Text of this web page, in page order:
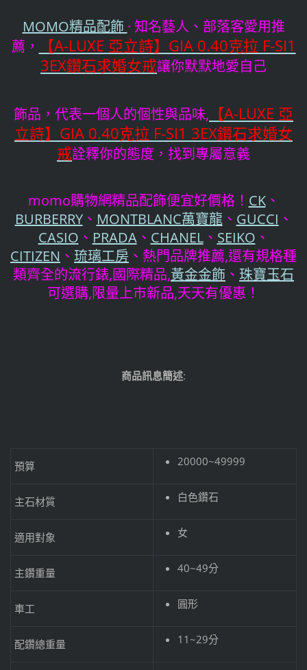
MOMO精品配飾 · 知名藝人、部落客愛用推
薦，
【A-LUXE 亞立詩】GIA 0.40克拉 F-SI1
3EX鑽石求婚女戒讓你默默地愛自己
飾品，代表一個人的個性與品味, 【A-LUXE 亞
立詩】GIA 0.40克拉 F-SI1 3EX鑽石求婚女
戒詮釋你的態度，找到專屬意義
momo購物網精品配飾便宜好價格！ CK、
BURBERRY、 MONTBLANC萬寶龍、 GUCCI 、
CASIO 、 PRADA、 CHANEL、 SEIKO 、
CITIZEN 、 琉璃工房 、熱門品牌推薦,還有規格種
類齊全的流行錶,國際精品,黃金金飾 、 珠寶玉石
可選購,限量上市新品,天天有優惠！
商品訊息簡述:
預算 20000~49999
主石材質 白色鑽石
適用對象 女
主鑽重量 40~49分
車工 圓形
配鑽總重量 11~29分